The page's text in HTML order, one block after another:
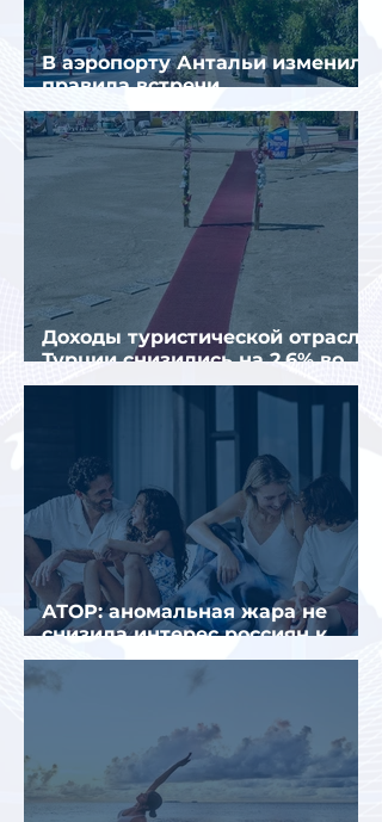
В аэропорту Антальи изменили
правила встречи
организованных туристов
Доходы туристической отрасли
Турции снизились на 2,6% во
втором квартале 2026 года
АТОР: аномальная жара не
снизила интерес россиян к
летнему отдыху в Европе